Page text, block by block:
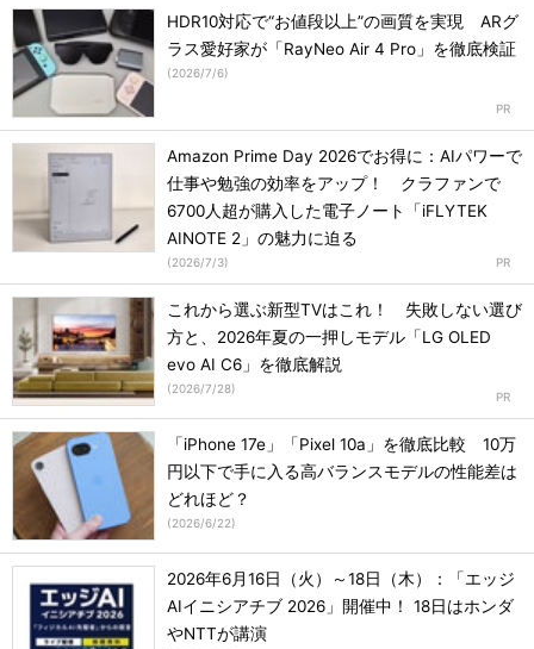
HDR10対応で“お値段以上”の画質を実現 ARグ
ラス愛好家が「RayNeo Air 4 Pro」を徹底検証
(2026/7/6)
Amazon Prime Day 2026でお得に：AIパワーで
仕事や勉強の効率をアップ！ クラファンで
6700人超が購入した電子ノート「iFLYTEK
AINOTE 2」の魅力に迫る
(2026/7/3)
これから選ぶ新型TVはこれ！ 失敗しない選び
方と、2026年夏の一押しモデル「LG OLED
evo AI C6」を徹底解説
(2026/7/28)
「iPhone 17e」「Pixel 10a」を徹底比較 10万
円以下で手に入る高バランスモデルの性能差は
どれほど？
(2026/6/22)
2026年6月16日（火）～18日（木）：「エッジ
AIイニシアチブ 2026」開催中！ 18日はホンダ
やNTTが講演